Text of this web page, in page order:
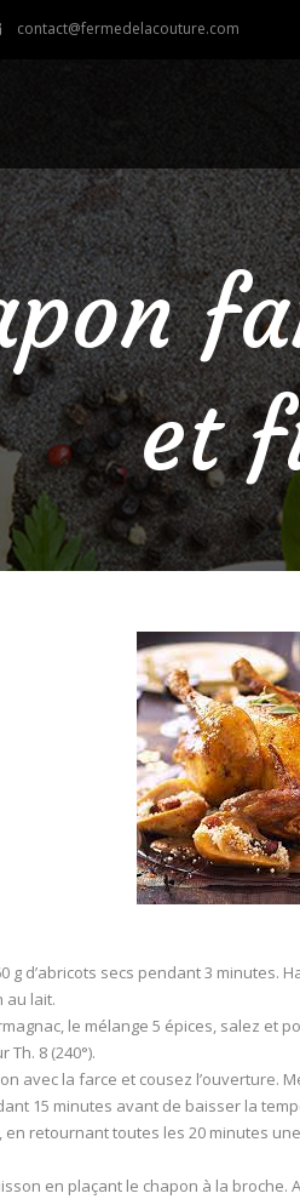
contact@fermedelacouture.com
et
g d’abricots secs pendant 3 minutes.
au lait.
le mélange 5 épices, salez et
8 (240°).
avec la farce et cousez l’ouverture.
15 minutes avant de baisser la
retournant toutes les 20 minutes
en plaçant le chapon à la